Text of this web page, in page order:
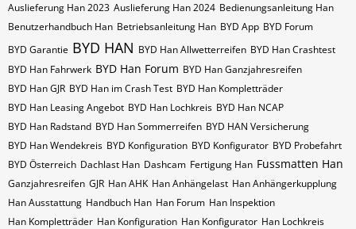
Auslieferung Han 2023 Auslieferung Han 2024 Bedienungsanleitung Han
Benutzerhandbuch Han Betriebsanleitung Han BYD App BYD Forum
BYD Garantie BYD HAN BYD Han Allwetterreifen BYD Han Crashtest
BYD Han Fahrwerk BYD Han Forum BYD Han Ganzjahresreifen
BYD Han GJR BYD Han im Crash Test BYD Han Kompletträder
BYD Han Leasing Angebot BYD Han Lochkreis BYD Han NCAP
BYD Han Radstand BYD Han Sommerreifen BYD HAN Versicherung
BYD Han Wendekreis BYD Konfiguration BYD Konfigurator BYD Probefahrt
BYD Österreich Dachlast Han Dashcam Fertigung Han Fussmatten Han
Ganzjahresreifen GJR Han AHK Han Anhängelast Han Anhängerkupplung
Han Ausstattung Handbuch Han Han Forum Han Inspektion
Han Kompletträder Han Konfiguration Han Konfigurator Han Lochkreis